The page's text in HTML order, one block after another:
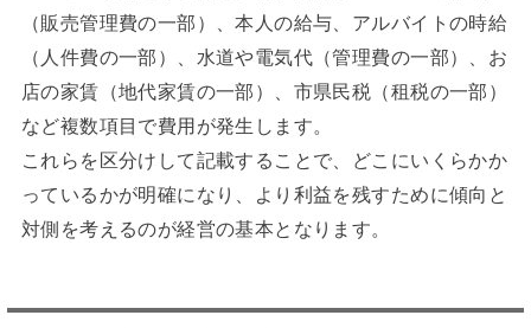
（販売管理費の一部）、本人の給与、アルバイトの時給
（人件費の一部）、水道や電気代（管理費の一部）、お
店の家賃（地代家賃の一部）、市県民税（租税の一部）
など複数項目で費用が発生します。
これらを区分けして記載することで、どこにいくらかか
っているかが明確になり、より利益を残すために傾向と
対側を考えるのが経営の基本となります。